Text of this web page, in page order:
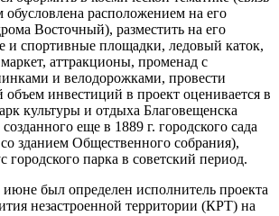
обусловлена расположением на его
Восточный), разместить на его
и спортивные площадки, ледовый каток,
аттракционы, променад с
и велодорожками, провести
инвестиций в проект оценивается в
культуры и отдыха Благовещенска
еще в 1889 г. городского сада
зданием Общественного собрания),
городского парка в советский период.
был определен исполнитель проекта
незастроенной территории (КРТ) на